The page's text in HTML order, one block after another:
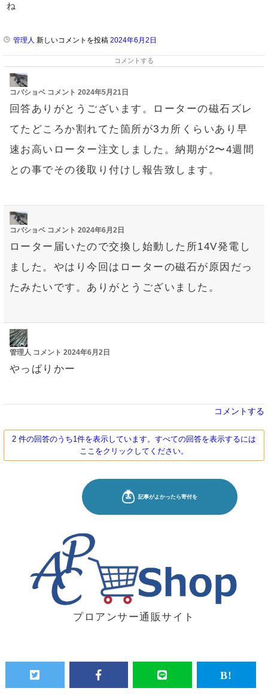
ね
管理人 新しいコメントを投稿 2024年6月2日
コメントする
コバショベ コメント 2024年5月21日
回答ありがとうございます。ローターの磁石ズレ
てたどころか割れてた箇所が3カ所くらいあり早
速お高いローター注文しました。納期が2〜4週間
との事でその後取り付けし報告致します。
コバショベ コメント 2024年6月2日
ローター届いたので交換し始動した所14V発電し
ました。やはり今回はローターの磁石が原因だっ
たみたいです。ありがとうございました。
管理人 コメント 2024年6月2日
やっぱりかー
コメントする
2 件の回答のうち1件を表示しています。すべての回答を表示するには
ここをクリックしてください。
プロアンサー通販サイト